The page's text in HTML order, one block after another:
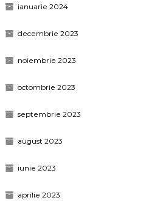
ianuarie 2024
decembrie 2023
noiembrie 2023
octombrie 2023
septembrie 2023
august 2023
iunie 2023
aprilie 2023